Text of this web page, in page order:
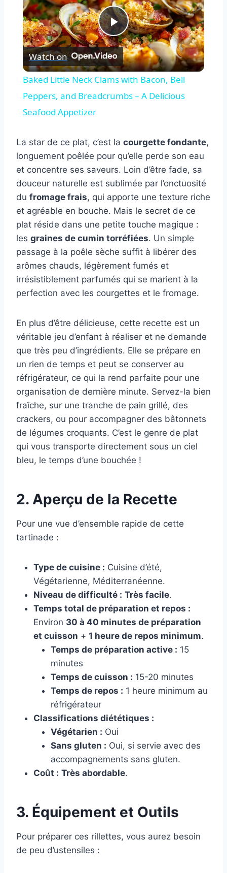
Play
Video
Watch on
Baked Little Neck Clams with Bacon, Bell
Peppers, and Breadcrumbs – A Delicious
Seafood Appetizer
La star de ce plat, c’est la courgette fondante,
longuement poêlée pour qu’elle perde son eau
et concentre ses saveurs. Loin d’être fade, sa
douceur naturelle est sublimée par l’onctuosité
du fromage frais, qui apporte une texture riche
et agréable en bouche. Mais le secret de ce
plat réside dans une petite touche magique :
les graines de cumin torréfiées. Un simple
passage à la poêle sèche suffit à libérer des
arômes chauds, légèrement fumés et
irrésistiblement parfumés qui se marient à la
perfection avec les courgettes et le fromage.
En plus d’être délicieuse, cette recette est un
véritable jeu d’enfant à réaliser et ne demande
que très peu d’ingrédients. Elle se prépare en
un rien de temps et peut se conserver au
réfrigérateur, ce qui la rend parfaite pour une
organisation de dernière minute. Servez-la bien
fraîche, sur une tranche de pain grillé, des
crackers, ou pour accompagner des bâtonnets
de légumes croquants. C’est le genre de plat
qui vous transporte directement sous un ciel
bleu, le temps d’une bouchée !
2. Aperçu de la Recette
Pour une vue d’ensemble rapide de cette
tartinade :
Type de cuisine : Cuisine d’été,
Végétarienne, Méditerranéenne.
Niveau de difficulté : Très facile.
Temps total de préparation et repos :
Environ 30 à 40 minutes de préparation
et cuisson + 1 heure de repos minimum.
Temps de préparation active : 15
minutes
Temps de cuisson : 15-20 minutes
Temps de repos : 1 heure minimum au
réfrigérateur
Classifications diététiques :
Végétarien : Oui
Sans gluten : Oui, si servie avec des
accompagnements sans gluten.
Coût : Très abordable.
3. Équipement et Outils
Pour préparer ces rillettes, vous aurez besoin
de peu d’ustensiles :